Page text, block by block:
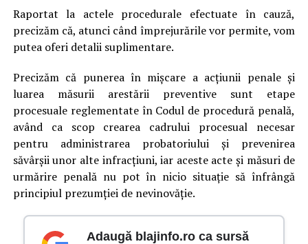
Raportat la actele procedurale efectuate în cauză,
precizăm că, atunci când împrejurările vor permite, vom
putea oferi detalii suplimentare.
Precizăm că punerea în mișcare a acțiunii penale și
luarea măsurii arestării preventive sunt etape
procesuale reglementate în Codul de procedură penală,
având ca scop crearea cadrului procesual necesar
pentru administrarea probatoriului şi prevenirea
săvârşii unor alte infracţiuni, iar aceste acte şi măsuri de
urmărire penală nu pot în nicio situaţie să înfrângă
principiul prezumţiei de nevinovăţie.
Adaugă blajinfo.ro ca sursă